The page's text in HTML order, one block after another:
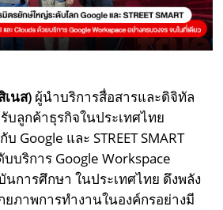
เนส) ผู้นำบริการสื่อสารและดิจิทัล
ลูกค้าธุรกิจในประเทศไทย
Google และ STREET SMART
บริการ Google Workspace
การศึกษา ในประเทศไทย ดึงพลัง
ยภาพการทำงานในองค์กรอย่างมี